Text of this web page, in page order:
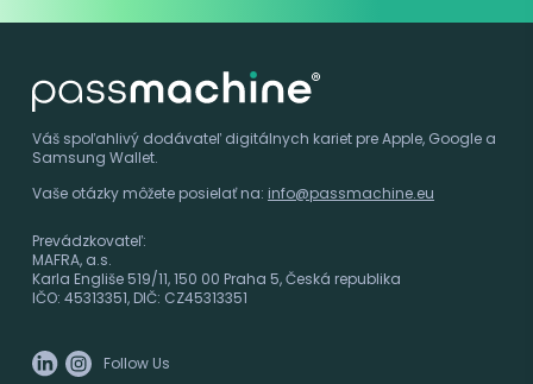
Váš spoľahlivý dodávateľ digitálnych kariet preApple, Google a
Samsung Wallet.
Vaše otázky môžete posielať na: info@passmachine.eu
Prevádzkovateľ:
MAFRA, a.s.
Karla Engliše 519/11, 150 00 Praha 5, Česká republika
IČO: 45313351, DIČ: CZ45313351
Follow Us